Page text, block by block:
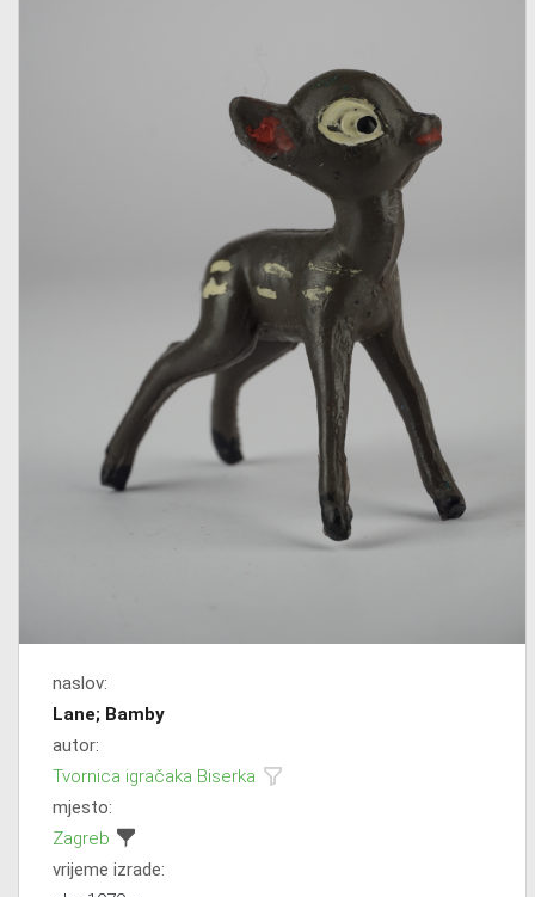
naslov:
Lane; Bamby
autor:
Tvornica igračaka Biserka
mjesto:
Zagreb
vrijeme izrade: